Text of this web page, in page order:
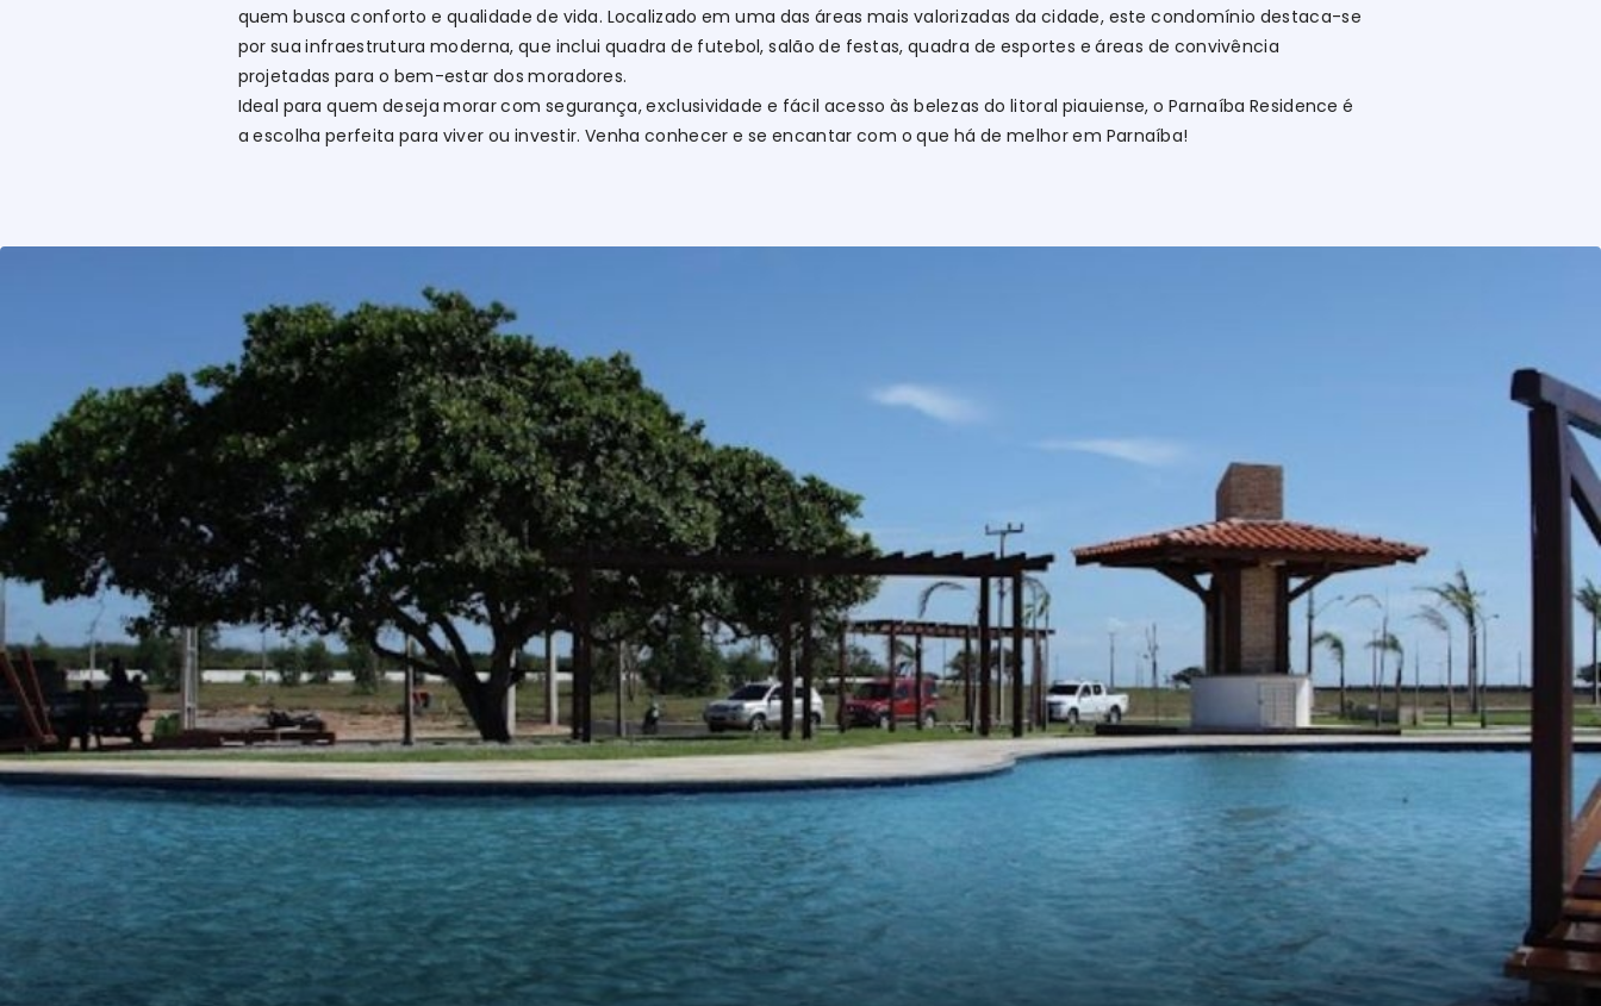
quem busca conforto e qualidade de vida. Localizado em uma das áreas mais valorizadas da cidade, este condomínio destaca-se
por sua infraestrutura moderna, que inclui quadra de futebol, salão de festas, quadra de esportes e áreas de convivência
projetadas para o bem-estar dos moradores.
Ideal para quem deseja morar com segurança, exclusividade e fácil acesso às belezas do litoral piauiense, o Parnaíba Residence é
a escolha perfeita para viver ou investir. Venha conhecer e se encantar com o que há de melhor em Parnaíba!